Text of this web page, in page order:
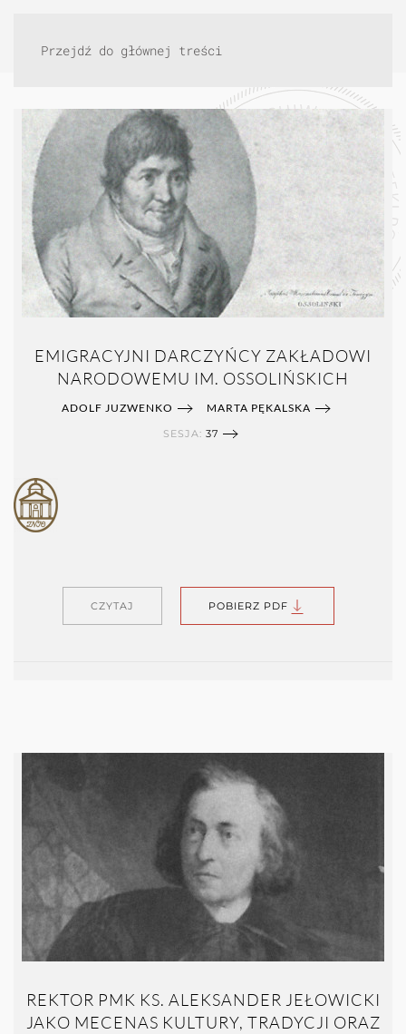
Przejdź do głównej treści
EMIGRACYJNI DARCZYŃCY ZAKŁADOWI
NARODOWEMU IM. OSSOLIŃSKICH
ADOLF JUZWENKO MARTA PĘKALSKA
SESJA: 37
CZYTAJ POBIERZ PDF
REKTOR PMK KS. ALEKSANDER JEŁOWICKI
JAKO MECENAS KULTURY, TRADYCJI ORAZ